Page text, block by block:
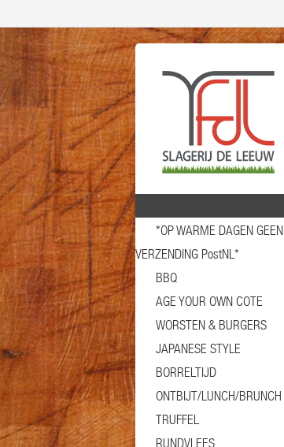
*OP WARME DAGEN GEEN
VERZENDING PostNL*
BBQ
AGE YOUR OWN COTE
WORSTEN & BURGERS
JAPANESE STYLE
BORRELTIJD
ONTBIJT/LUNCH/BRUNCH
TRUFFEL
RUNDVLEES